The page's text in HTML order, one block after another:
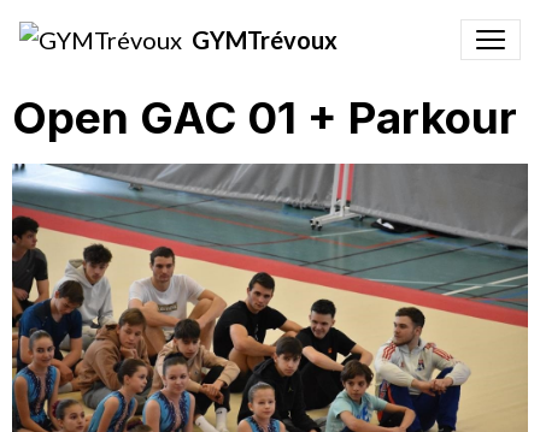
GYMTrévoux
Open GAC 01 + Parkour